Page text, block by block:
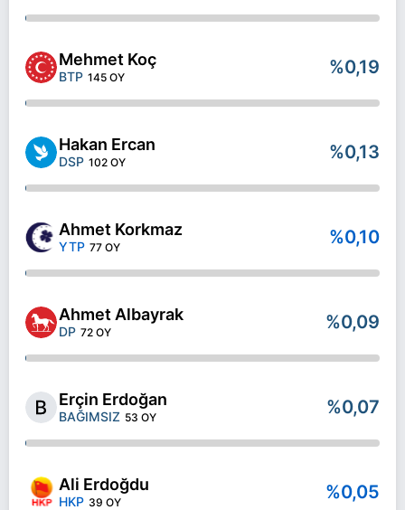
Mehmet Koç
BTP 145 OY %0,19
Hakan Ercan
DSP 102 OY %0,13
Ahmet Korkmaz
YTP 77 OY %0,10
Ahmet Albayrak
DP 72 OY %0,09
Erçin Erdoğan
BAĞIMSIZ 53 OY %0,07
Ali Erdoğdu
HKP 39 OY %0,05